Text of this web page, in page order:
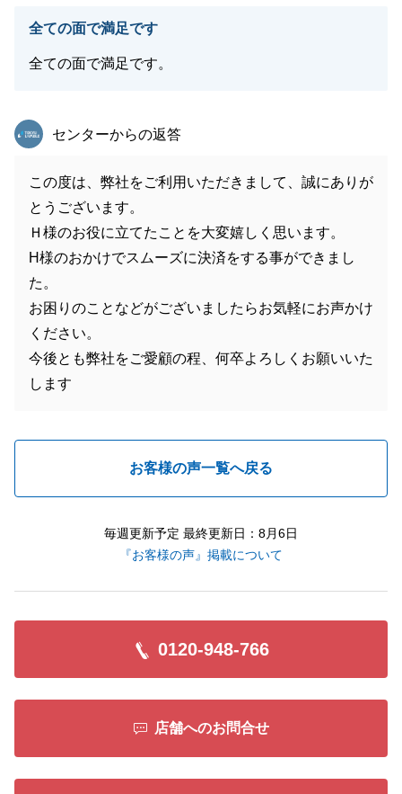
全ての面で満足です
全ての面で満足です。
東急リバブル
センターからの返答
この度は、弊社をご利用いただきまして、誠にありが
とうございます。
Ｈ様のお役に立てたことを大変嬉しく思います。
H様のおかけでスムーズに決済をする事ができまし
た。
お困りのことなどがございましたらお気軽にお声かけ
ください。
今後とも弊社をご愛顧の程、何卒よろしくお願いいた
します
お客様の声一覧へ戻る
毎週更新予定 最終更新日：8月6日
『お客様の声』掲載について
0120-948-766
店舗へのお問合せ